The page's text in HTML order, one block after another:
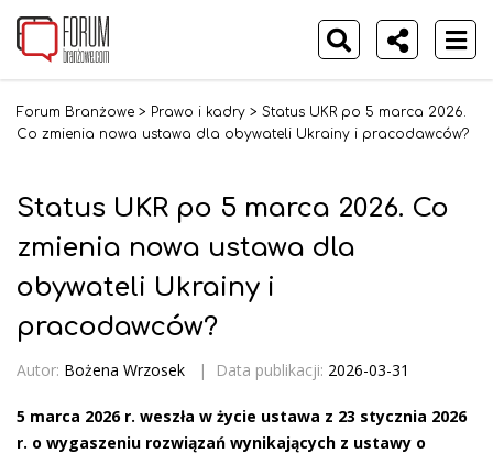
Forum Branżowe > Prawo i kadry > Status UKR po 5 marca 2026.
Co zmienia nowa ustawa dla obywateli Ukrainy i pracodawców?
Status UKR po 5 marca 2026. Co
zmienia nowa ustawa dla
obywateli Ukrainy i
pracodawców?
Autor: Bożena Wrzosek | Data publikacji: 2026-03-31
5 marca 2026 r. weszła w życie ustawa z 23 stycznia 2026
r. o wygaszeniu rozwiązań wynikających z ustawy o